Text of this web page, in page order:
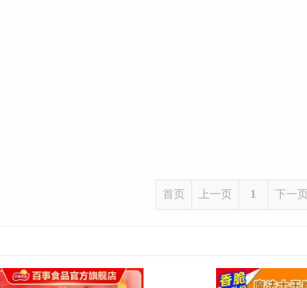
首页 上一页 1 下一页